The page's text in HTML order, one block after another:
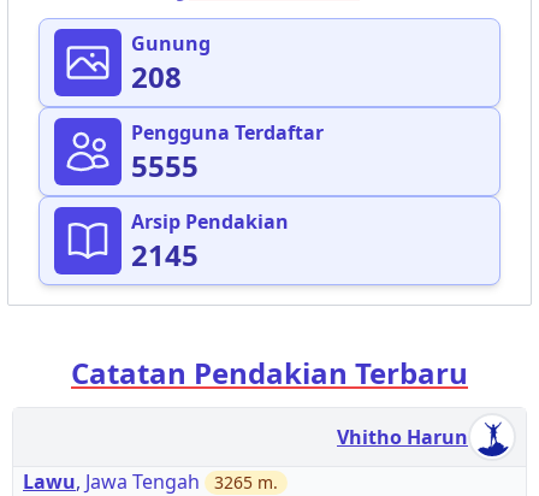
Gunung
208
Pengguna Terdaftar
5555
Arsip Pendakian
2145
Catatan Pendakian Terbaru
Vhitho Harun
Lawu, Jawa Tengah 3265 m.